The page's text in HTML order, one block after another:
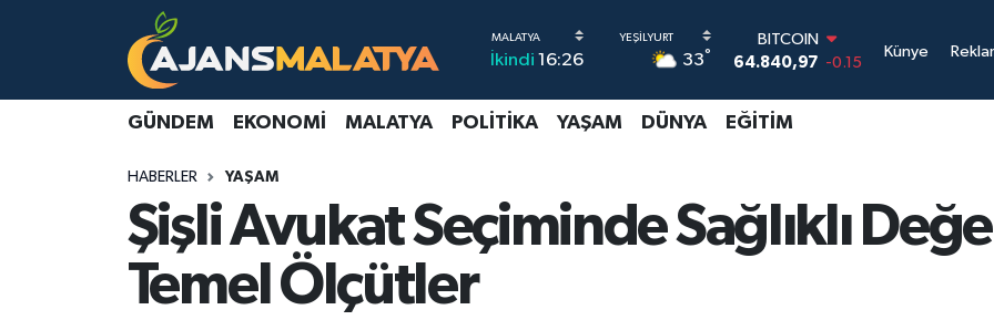
İkindi 16:26 33°
DOLAR
47,7436
0.18
55,2510
STERLİN
6660.55
0
BİST100
13.779 -14
Künye
GÜNDEM EKONOMI MALATYA POLITIKA YAŞAM DÜNYA EĞITIM
HABERLER YAŞAM
Şişli Avukat Seçiminde Sağlıklı
Temel Ölçütler
Ekonomi
Gündem
Malatya Nöbetçi Eczaneler
Malatya Trafik Yoğunluk Haritası
TFF 3.Lig 2.Grup Puan Durumu ve Fikstür